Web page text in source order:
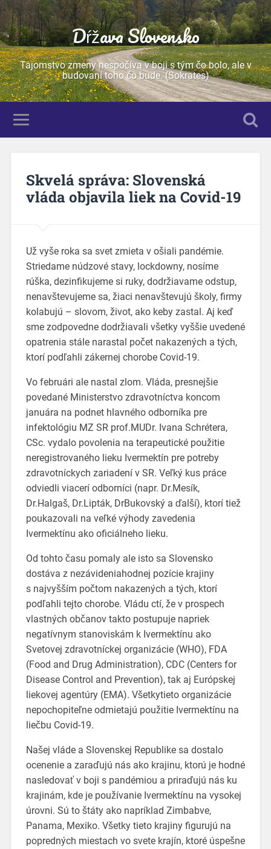
Dŕžava Slovensko
Tajomstvo zmeny nespočíva v boji s tým čo bolo, ale v
budovaní toho čo bude. (Sokrates)
Skvelá správa: Slovenská
vláda objavila liek na Covid-19
Už vyše roka sa svet zmieta v ošiali pandémie.
Striedame núdzové stavy, lockdowny, nosíme
rúška, dezinfikujeme si ruky, dodržiavame odstup,
nenavštevujeme sa, žiaci nenavštevujú školy, firmy
kolabujú – slovom, život, ako keby zastal. Aj keď
sme zodpovedne dodržiavali všetky vyššie uvedené
opatrenia stále narastal počet nakazených a tých,
ktorí podľahli zákernej chorobe Covid-19.
Vo februári ale nastal zlom. Vláda, presnejšie
povedané Ministerstvo zdravotníctva koncom
januára na podnet hlavného odborníka pre
infektológiu MZ SR prof.MUDr. Ivana Schrétera,
CSc. vydalo povolenia na terapeutické použitie
neregistrovaného lieku Ivermektín pre potreby
zdravotníckych zariadení v SR. Veľký kus práce
odviedli viacerí odborníci (napr. Dr.Mesík,
Dr.Halgaš, Dr.Lipták, DrBukovský a ďalší), ktorí tiež
poukazovali na veľké výhody zavedenia
Ivermektínu ako oficiálneho lieku.
Od tohto času pomaly ale isto sa Slovensko
dostáva z nezávideniahodnej pozície krajiny
s najvyšším počtom nakazených a tých, ktorí
podľahli tejto chorobe. Vládu ctí, že v prospech
vlastných občanov takto postupuje napriek
negatívnym stanoviskám k Ivermektínu ako
Svetovej zdravotníckej organizácie (WHO), FDA
(Food and Drug Administration), CDC (Centers for
Disease Control and Prevention), tak aj Európskej
liekovej agentúry (EMA). Všetkytieto organizácie
nepochopiteľne odmietajú použitie Ivermektínu na
liečbu Covid-19.
Našej vláde a Slovenskej Republike sa dostalo
ocenenie a zaraďujú nás ako krajinu, ktorú je hodné
nasledovať v boji s pandémiou a priraďujú nás ku
krajinám, kde je používanie Ivermektínu na vysokej
úrovni. Sú to štáty ako napríklad Zimbabve,
Panama, Mexiko. Všetky tieto krajiny figurujú na
popredných miestach vo svete krajín, ktoré úspešne